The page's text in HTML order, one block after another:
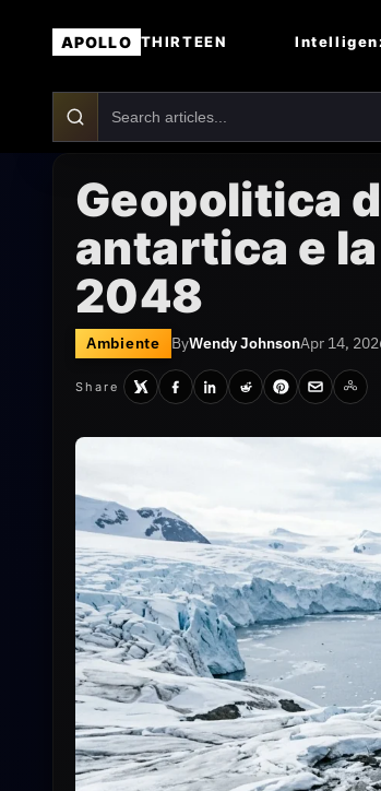
APOLLO THIRTEEN
Geopolitica
antartica e
2048
Ambiente ByWendy JohnsonApr 14,
Share